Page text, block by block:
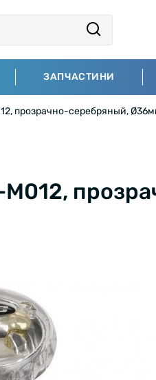
ЗАПЧАСТИНИ
прозрачно-серебряный,